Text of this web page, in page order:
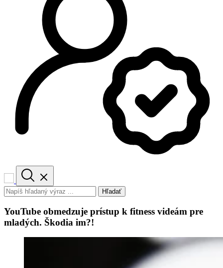
Hľadať
YouTube obmedzuje prístup k fitness videám pre
mladých. Škodia im?!